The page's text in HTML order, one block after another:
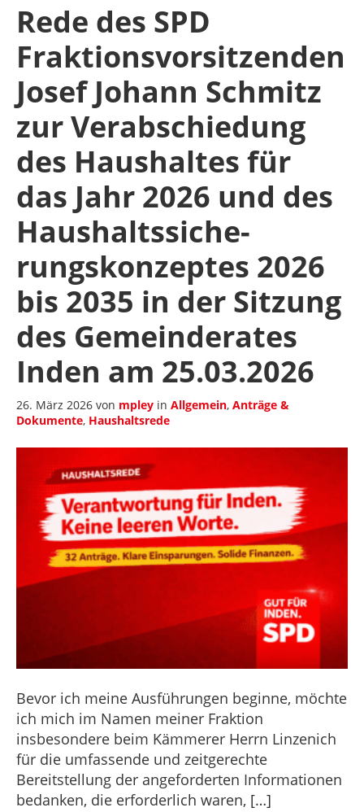
Rede des SPD
Fraktionsvorsitzenden
Josef Johann Schmitz
zur Verabschiedung
des Haushaltes für
das Jahr 2026 und des
Haushaltssiche-
rungskonzeptes 2026
bis 2035 in der Sitzung
des Gemeinderates
Inden am 25.03.2026
26. März 2026 von mpley in Allgemein, Anträge &
Dokumente, Haushaltsrede
Bevor ich meine Ausführungen beginne, möchte
ich mich im Namen meiner Fraktion
insbesondere beim Kämmerer Herrn Linzenich
für die umfassende und zeitgerechte
Bereitstellung der angeforderten Informationen
bedanken, die erforderlich waren, […]